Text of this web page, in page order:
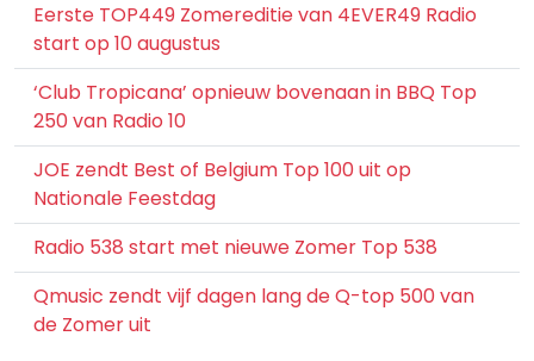
Eerste TOP449 Zomereditie van 4EVER49 Radio
start op 10 augustus
‘Club Tropicana’ opnieuw bovenaan in BBQ Top
250 van Radio 10
JOE zendt Best of Belgium Top 100 uit op
Nationale Feestdag
Radio 538 start met nieuwe Zomer Top 538
Qmusic zendt vijf dagen lang de Q-top 500 van
de Zomer uit